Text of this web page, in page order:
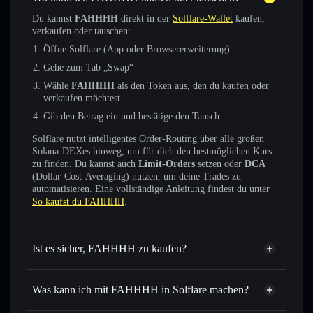
Du kannst FAHHHH direkt in der Solflare-Wallet kaufen,
verkaufen oder tauschen:
Öffne Solflare (App oder Browsererweiterung)
Gehe zum Tab „Swap“
Wähle FAHHHH als den Token aus, den du kaufen oder
verkaufen möchtest
Gib den Betrag ein und bestätige den Tausch
Solflare nutzt intelligentes Order-Routing über alle großen
Solana-DEXes hinweg, um für dich den bestmöglichen Kurs
zu finden. Du kannst auch Limit-Orders setzen oder DCA
(Dollar-Cost-Averaging) nutzen, um deine Trades zu
automatisieren. Eine vollständige Anleitung findest du unter
So kaufst du FAHHHH.
Ist es sicher, FAHHHH zu kaufen?
FAHHHH verifizierter Token
Was kann ich mit FAHHHH in Solflare machen?
FAHHHH
Solflare-Wallet